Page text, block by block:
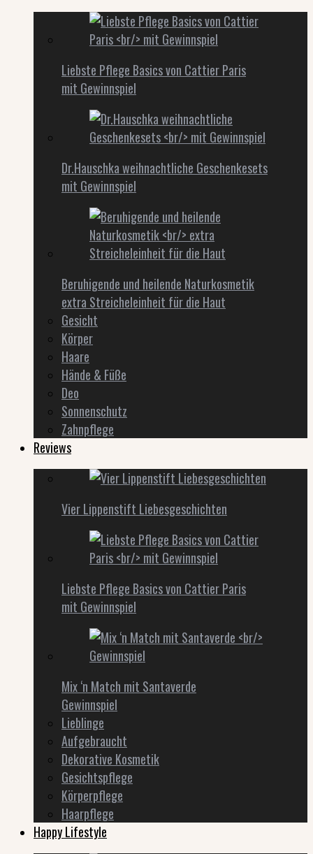
Liebste Pflege Basics von Cattier Paris
mit Gewinnspiel
Dr.Hauschka weihnachtliche Geschenkesets
mit Gewinnspiel
Beruhigende und heilende Naturkosmetik
extra Streicheleinheit für die Haut
Gesicht
Körper
Haare
Hände & Füße
Deo
Sonnenschutz
Zahnpflege
Reviews
Vier Lippenstift Liebesgeschichten
Liebste Pflege Basics von Cattier Paris
mit Gewinnspiel
Mix ‘n Match mit Santaverde
Gewinnspiel
Lieblinge
Aufgebraucht
Dekorative Kosmetik
Gesichtspflege
Körperpflege
Haarpflege
Happy Lifestyle